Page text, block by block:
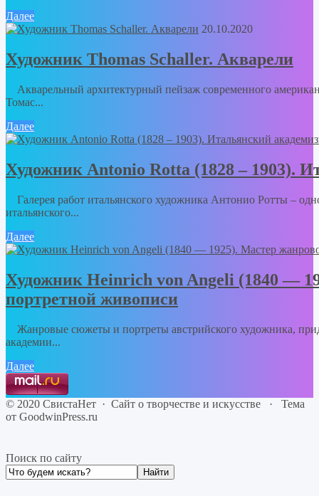
Далее
20.10.2020
Художник Thomas Schaller. Акварели
Акварельный архитектурный пейзаж современного
Томас...
Далее
Художник Antonio Rotta (1828 – 1903).
Галерея работ итальянского художника Антонио Ротты –
итальянского...
Далее
Художник Heinrich von Angeli (1840 —
портретной живописи
Жанровые сюжеты и портреты австрийского художника,
академии...
Далее
© 2020 СвистаНет · Сайт о творчестве и искусстве · Тема
от GoodwinPress.ru
Поиск по сайту